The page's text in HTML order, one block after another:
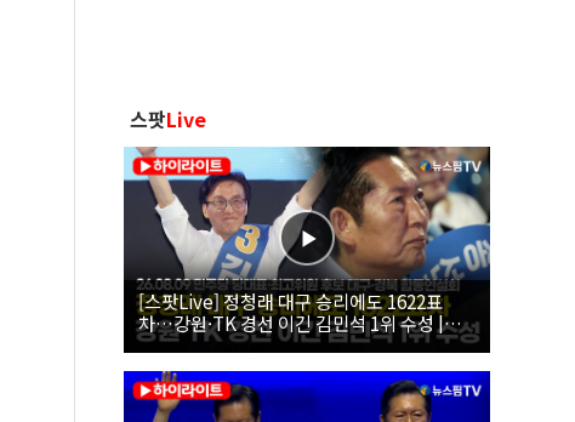
스팟Live
[스팟Live] 정청래 대구 승리에도 1622표
차…강원·TK 경선 이긴 김민석 1위 수성 |
26.08.09 더불어민주당 당대표·최고위원 후
보 대구·경북 합동연설회